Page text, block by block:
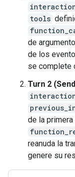
tools
de
de los
se complete
Turn 2
de la
reanuda la
genere su